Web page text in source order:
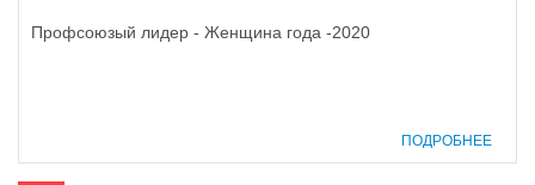
Профсоюзый лидер - Женщина года -2020
ПОДРОБНЕЕ